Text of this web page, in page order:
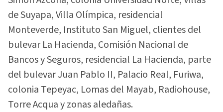
de Suyapa, Villa Olímpica, residencial
Monteverde, Instituto San Miguel, clientes del
bulevar La Hacienda, Comisión Nacional de
Bancos y Seguros, residencial La Hacienda, parte
del bulevar Juan Pablo II, Palacio Real, Furiwa,
colonia Tepeyac, Lomas del Mayab, Radiohouse,
Torre Acqua y zonas aledañas.